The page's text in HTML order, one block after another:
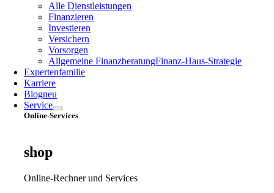
Alle Dienstleistungen
Finanzieren
Investieren
Versichern
Vorsorgen
Allgemeine FinanzberatungFinanz‑Haus‑Strategie
Expertenfamilie
Karriere
Blogneu
Service
Online-Services
shop
Online-Rechner und Services